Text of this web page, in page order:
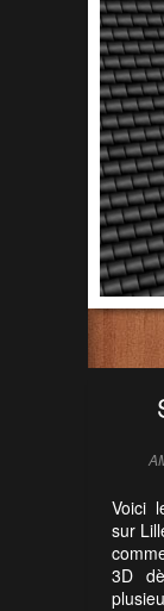
Voici
sur
3D